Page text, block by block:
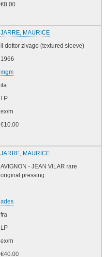
€8.00
JARRE, MAURICE
il dottor zivago (textured sleeve)
1966
mgm
ita
LP
ex/m
€10.00
JARRE, MAURICE
AVIGNON - JEAN VILAR rare
original pressing
ades
fra
LP
ex/m
€40.00